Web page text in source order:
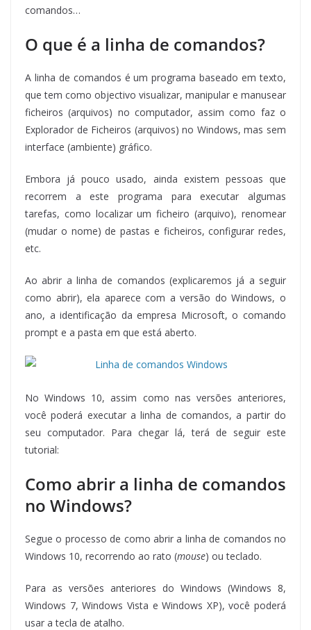
comandos…
O que é a linha de comandos?
A linha de comandos é um programa baseado em texto,
que tem como objectivo visualizar, manipular e manusear
ficheiros (arquivos) no computador, assim como faz o
Explorador de Ficheiros (arquivos) no Windows, mas sem
interface (ambiente) gráfico.
Embora já pouco usado, ainda existem pessoas que
recorrem a este programa para executar algumas
tarefas, como localizar um ficheiro (arquivo), renomear
(mudar o nome) de pastas e ficheiros, configurar redes,
etc.
Ao abrir a linha de comandos (explicaremos já a seguir
como abrir), ela aparece com a versão do Windows, o
ano, a identificação da empresa Microsoft, o comando
prompt e a pasta em que está aberto.
No Windows 10, assim como nas versões anteriores,
você poderá executar a linha de comandos, a partir do
seu computador. Para chegar lá, terá de seguir este
tutorial:
Como abrir a linha de comandos
no Windows?
Segue o processo de como abrir a linha de comandos no
Windows 10, recorrendo ao rato (mouse) ou teclado.
Para as versões anteriores do Windows (Windows 8,
Windows 7, Windows Vista e Windows XP), você poderá
usar a tecla de atalho.